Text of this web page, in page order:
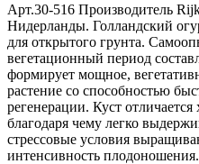
Арт.30-516 Производитель
Нидерланды. Голландский
для открытого грунта.
вегетационный период
формирует мощное,
растение со способностью
регенерации. Куст
благодаря чему легко
стрессовые условия
интенсивность плодоношения.